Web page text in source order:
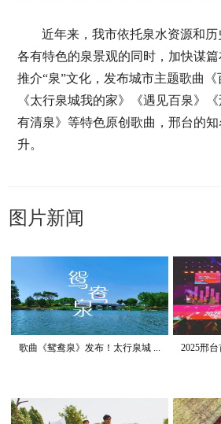
近年来，我市依托泉水资源和
各有特色的泉景观的同时，加快谋篇
推介“泉”文化，发布城市主题歌曲
《太行泉城我的家》《遇见百泉》
有清泉》等特色原创歌曲，邢台的
升。
图片新闻
歌曲《鸳鸯泉》发布！太行泉城 ... 2025邢